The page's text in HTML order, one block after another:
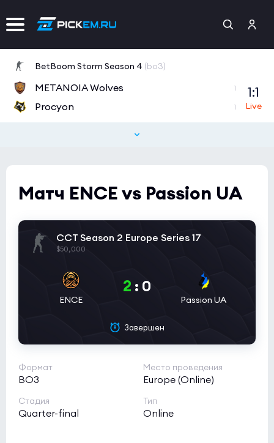
BetBoom Storm Season 4 (bo3)
METANOIA Wolves 1
Procyon 1
1:1
Матч ENCE vs Passion UA
CCT Season 2 Europe Series 17
$50,000
ENCE
2 : 0
Passion UA
Завершен
Формат
BO3
Место проведения
Europe (Online)
Стадия
Quarter-final
Тип
Online